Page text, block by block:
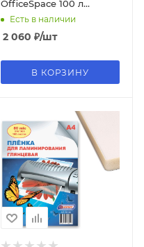
OfficeSpace 100 л
303х426 мм LF10532
Есть в наличии
2 060 ₽/шт
В КОРЗИНУ